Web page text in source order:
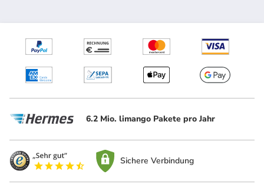
6.2 Mio. limango Pakete pro Jahr
Sichere Verbindung